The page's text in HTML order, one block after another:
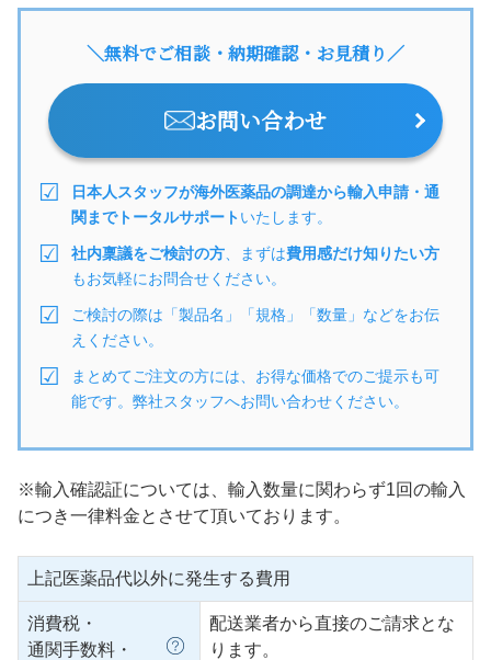
＼無料でご相談・納期確認・お見積り／
お問い合わせ
日本人スタッフが海外医薬品の調達から輸入申請・通
関までトータルサポートいたします。
社内稟議をご検討の方 、まずは費用感だけ知りたい方
もお気軽にお問合せください。
ご検討の際は「製品名」「規格」「数量」などをお伝
えください。
まとめてご注文の方には、お得な価格でのご提示も可
能です。弊社スタッフへお問い合わせください。
※輸入確認証については、輸入数量に関わらず1回の輸入
につき一律料金とさせて頂いております。
上記医薬品代以外に発生する費用
消費税・
通関手数料・
配送業者から直接のご請求とな
ります。